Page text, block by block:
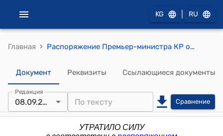
KG RU
Главная › Распоряжение Премьер-министра КР от 18 октября 2013 года № 485 (Об образовании межведомственной комиссии)
Документ Реквизиты Ссылающиеся документы
Редакция
08.09.2023 Сравнение